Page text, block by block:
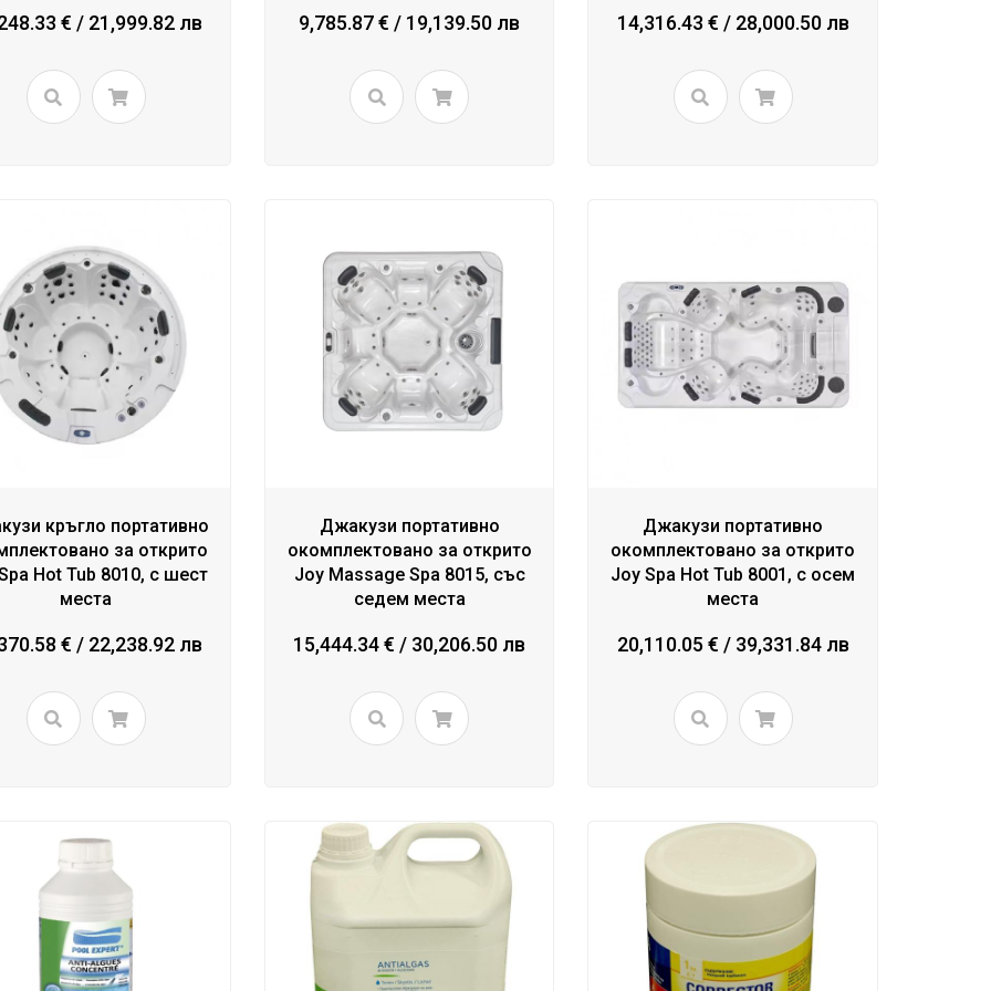
€ / 21,999.82 лв 9,785.87 € / 19,139.50 лв 14,316.43 € / 28,000.50 лв
кръгло портативно
за открито
Hot Tub 8010, с шест
места
€ / 22,238.92 лв
Джакузи портативно
окомплектовано за открито
Joy Massage Spa 8015, със
седем места
15,444.34 € / 30,206.50 лв
Джакузи портативно
окомплектовано за открито
Joy Spa Hot Tub 8001, с осем
места
20,110.05 € / 39,331.84 лв